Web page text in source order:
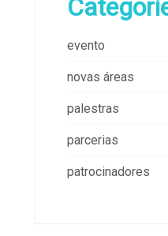
evento
novas áreas
palestras
parcerias
patrocinadores